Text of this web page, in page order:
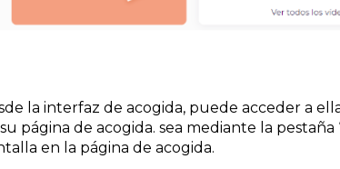
la interfaz de acogida, puede acceder a
página de acogida. sea mediante la pestaña
en la página de acogida.